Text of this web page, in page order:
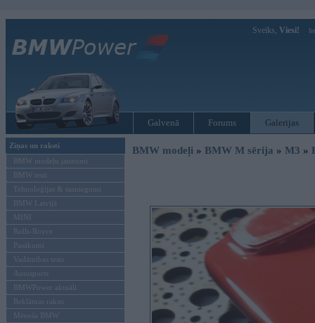
Sveiks, Viesi!
Galvenā Forums Galerijas
Ziņas un raksti
BMW modeļu jaunumi
BMW testi
Tehnoloģijas & sasniegumi
BMW Latvijā
MINI
Rolls-Royce
Pasākumi
Vadāmības tests
Autosports
BMWPower aktuāli
Reklāmas raksti
Mēneša BMW
BMW modeļi » BMW M sērija » M3 »